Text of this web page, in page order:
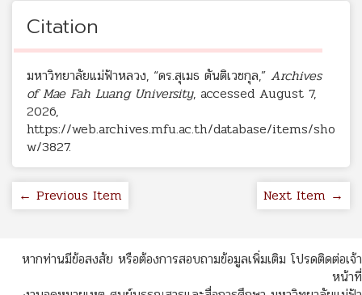
Citation
มหาวิทยาลัยแม่ฟ้าหลวง, “ดร.สุเมธ ตันติเวชกุล,” Archives
of Mae Fah Luang University, accessed August 7,
2026,
https://web.archives.mfu.ac.th/database/items/sho
w/3827.
← Previous Item Next Item →
หากท่านมีข้อสงสัย หรือต้องการสอบถามข้อมูลเพิ่มเติม โปรดติดต่อเจ้า
หน้าที่